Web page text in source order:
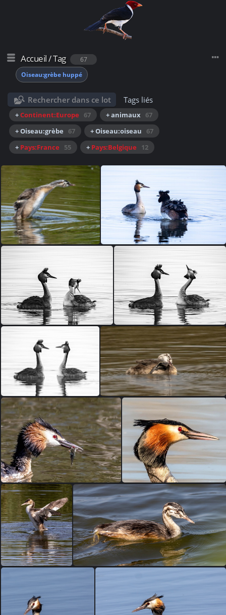
Accueil/Tag
67
Oiseau:grèbe huppé
Rechercher dans ce lot Tags liés
+Continent:Europe 67 + animaux 67
+ Oiseau:grèbe
67 + Oiseau:oiseau
67
+ Pays:France 55 + Pays:Belgique 12